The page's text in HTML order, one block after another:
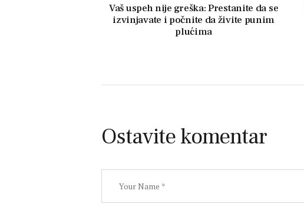
Vaš uspeh nije greška: Prestanite da se
izvinjavate i počnite da živite punim
plućima
Ostavite komentar